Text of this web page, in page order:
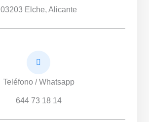
03203 Elche, Alicante
Teléfono / Whatsapp
644 73 18 14